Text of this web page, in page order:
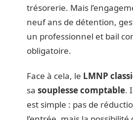
trésorerie. Mais
neuf ans de détention,
un professionnel et bail
obligatoire.
Face à cela, le LMNP
sa souplesse comptable.
est simple : pas de